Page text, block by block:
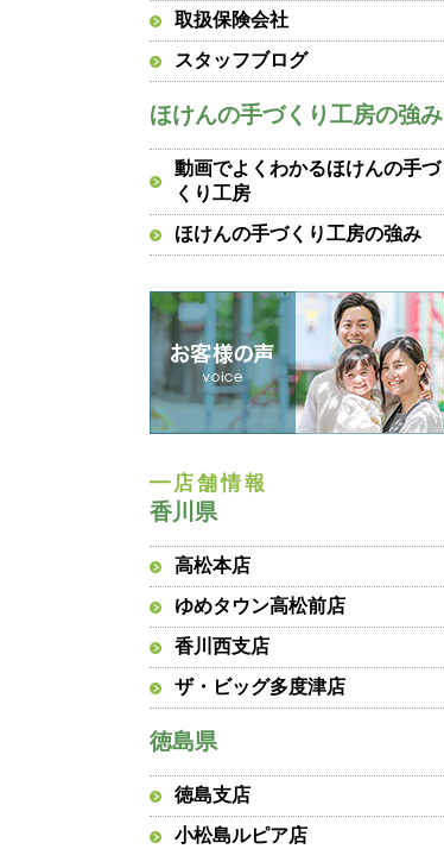
取扱保険会社
スタッフブログ
ほけんの手づくり工房の強み
動画でよくわかるほけんの手づ
くり工房
ほけんの手づくり工房の強み
香川県
高松本店
ゆめタウン高松前店
香川西支店
ザ・ビッグ多度津店
徳島県
徳島支店
小松島ルピア店